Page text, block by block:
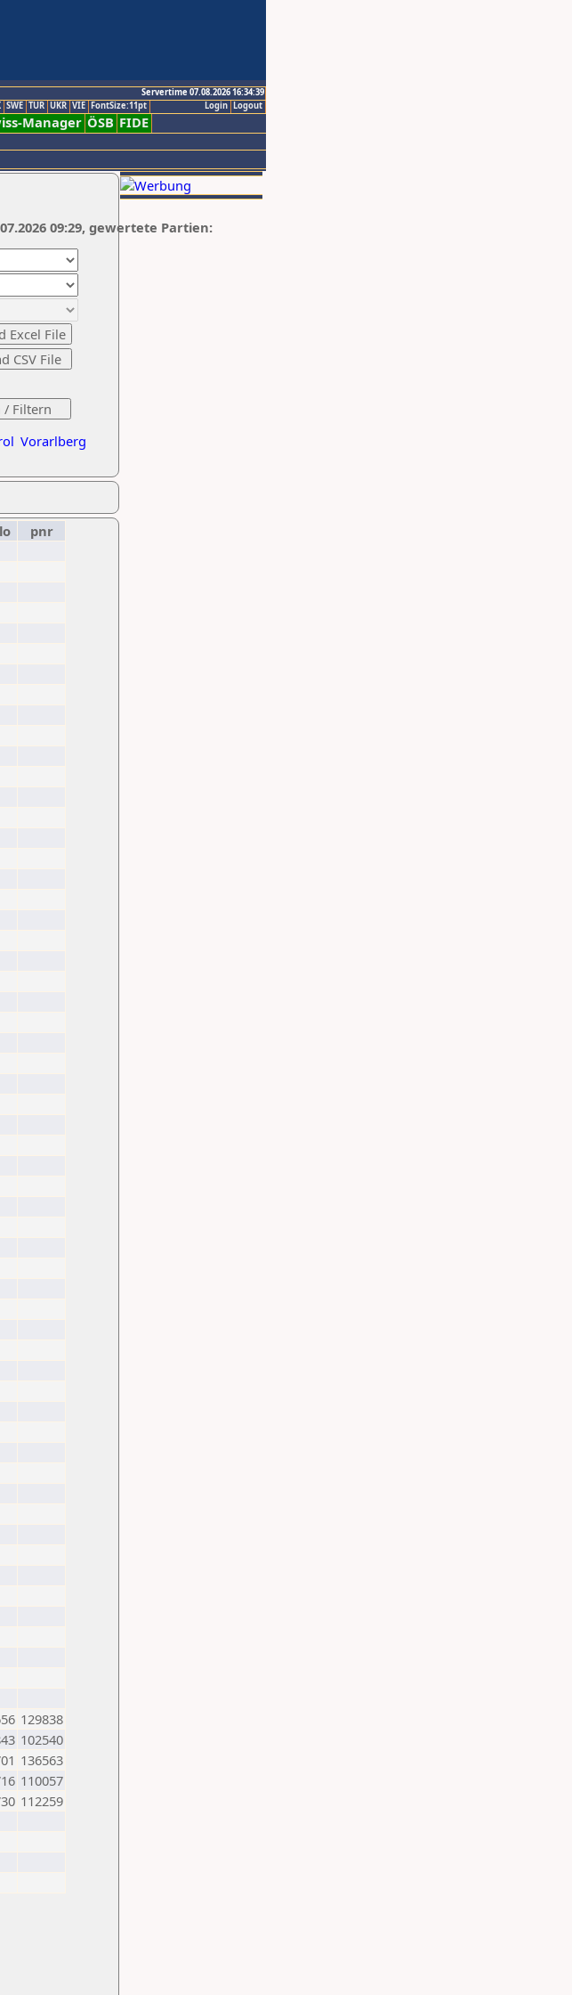
Servertime 07.08.2026 16:34:39
Logout
Login
SWE TUR UKR VIE FontSize:11pt
Manager ÖSB FIDE
Vorarlberg
09:29, gewertete Partien:
pnr
129838
102540
136563
110057
112259